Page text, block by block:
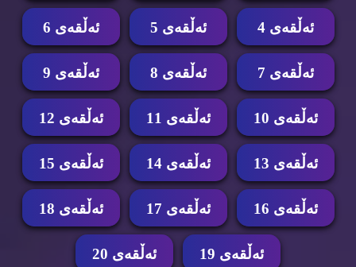
ئه‌ڵقه‌ی 4 ئه‌ڵقه‌ی 5 ئه‌ڵقه‌ی 6
ئه‌ڵقه‌ی 7 ئه‌ڵقه‌ی 8 ئه‌ڵقه‌ی 9
ئه‌ڵقه‌ی 10 ئه‌ڵقه‌ی 11 ئه‌ڵقه‌ی 12
ئه‌ڵقه‌ی 13 ئه‌ڵقه‌ی 14 ئه‌ڵقه‌ی 15
ئه‌ڵقه‌ی 16 ئه‌ڵقه‌ی 17 ئه‌ڵقه‌ی 18
ئه‌ڵقه‌ی 19 ئه‌ڵقه‌ی 20